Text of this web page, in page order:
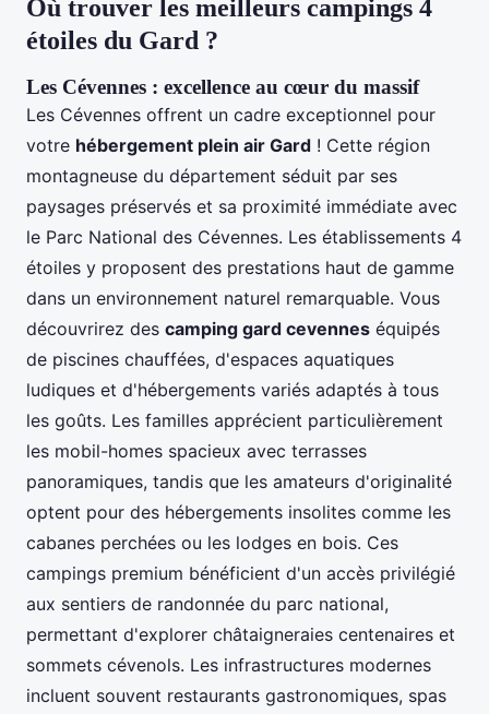
Où trouver les meilleurs campings 4
étoiles du Gard ?
Les Cévennes : excellence au cœur du massif
Les Cévennes offrent un cadre exceptionnel pour
votre hébergement plein air Gard ! Cette région
montagneuse du département séduit par ses
paysages préservés et sa proximité immédiate avec
le Parc National des Cévennes. Les établissements 4
étoiles y proposent des prestations haut de gamme
dans un environnement naturel remarquable. Vous
découvrirez des camping gard cevennes équipés
de piscines chauffées, d'espaces aquatiques
ludiques et d'hébergements variés adaptés à tous
les goûts. Les familles apprécient particulièrement
les mobil-homes spacieux avec terrasses
panoramiques, tandis que les amateurs d'originalité
optent pour des hébergements insolites comme les
cabanes perchées ou les lodges en bois. Ces
campings premium bénéficient d'un accès privilégié
aux sentiers de randonnée du parc national,
permettant d'explorer châtaigneraies centenaires et
sommets cévenols. Les infrastructures modernes
incluent souvent restaurants gastronomiques, spas